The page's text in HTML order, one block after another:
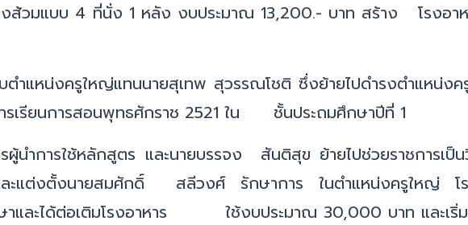
งส้วมแบบ 4 ที่นั่ง 1 หลัง งบประมาณ 13,200.- บาท สร้าง โรงอา
ำแหน่งครูใหญ่แทนนายสุเทพ สุวรรณโชติ ซึ่งย้ายไปดำรงตำแหน่งค
ารเรียนการสอนพุทธศักราช 2521 ใน ชั้นประถมศึกษาปีที่ 1
รผู้นำการใช้หลักสูตร และนายบรรจง สันติสุข ย้ายไปช่วยราชการเป็น
ะแต่งตั้งนายสมศักดิ์ สลีวงศ์ รักษาการ ในตำแหน่งครูใหญ่ โรง
ษาและได้ต่อเติมโรงอาหาร ใช้งบประมาณ 30,000 บาท และเริ่ม